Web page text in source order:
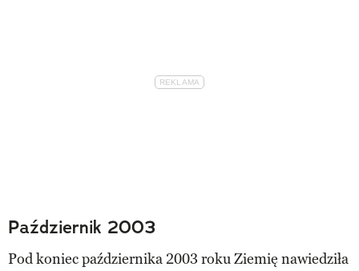
Październik 2003
Pod koniec października 2003 roku Ziemię nawiedziła